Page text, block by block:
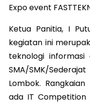
Expo event
Ketua Panitia, I
kegiatan ini
teknologi
SMA/SMK/
Lombok. Rangkaian
ada IT Competition